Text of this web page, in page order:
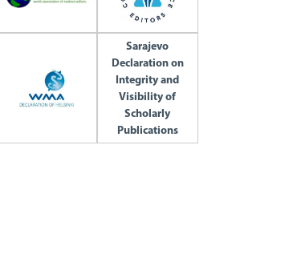
Sarajevo
Declaration on
Integrity and
Visibility of
Scholarly
Publications